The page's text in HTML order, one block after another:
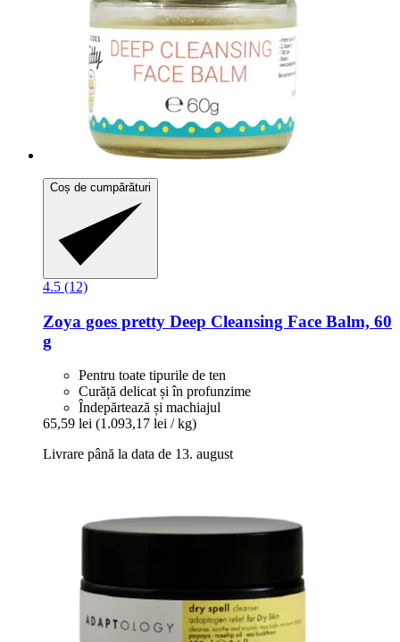
Coș de cumpărături
4.5 (12)
Zoya goes pretty Deep Cleansing Face Balm, 60
g
Pentru toate tipurile de ten
Curăță delicat și în profunzime
Îndepărtează și machiajul
65,59 lei (1.093,17 lei / kg)
Livrare până la data de 13. august